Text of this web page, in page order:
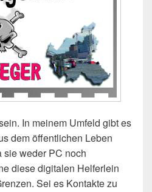
In meinem Umfeld gibt es
dem öffentlichen Leben
sie weder PC noch
diese digitalen Helferlein
Sei es Kontakte zu